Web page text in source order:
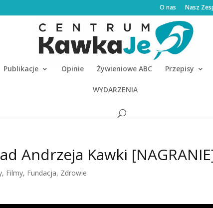
O nas Nasz
Publikacje Opinie Żywieniowe ABC Przepisy
WYDARZENIA
Andrzeja Kawki
, Filmy, Fundacja, Zdrowie